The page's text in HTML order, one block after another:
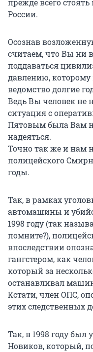
прежде всего
России.
Осознав
считаем, что Вы ни
поддаваться
давлению, которому
ведомство долгие
Ведь Вы человек не
ситуация с
Пятовым была Вам
надеяться.
Точно так же и нам
полицейского
годы.
Так, в рамках
автомашины и
1998 году (так
помните?),
впоследствии
гангстером, как
который за
останавливал
Кстати, член ОПС,
этих следственных
Так, в 1998 году был
Новиков, который,